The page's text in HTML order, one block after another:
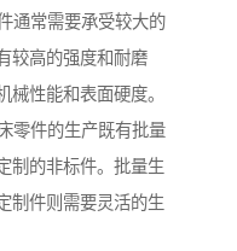
通常需要承受较大的
较高的强度和耐磨
性能和表面硬度。
零件的生产既有批量
制的非标件。批量生
制件则需要灵活的生